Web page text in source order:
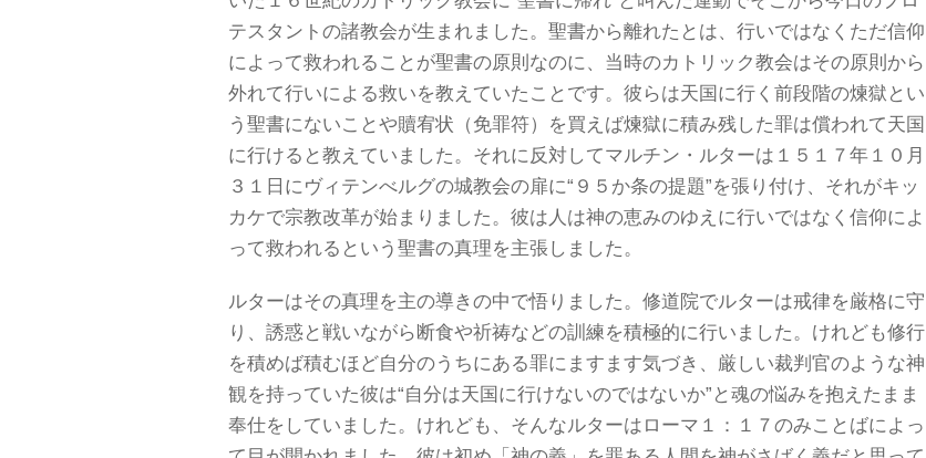
テスタントの諸教会が生まれました。聖書から離れたとは、行いではなくただ信仰
によって救われることが聖書の原則なのに、当時のカトリック教会はその原則から
外れて行いによる救いを教えていたことです。彼らは天国に行く前段階の煉獄とい
う聖書にないことや贖宥状（免罪符）を買えば煉獄に積み残した罪は償われて天国
に行けると教えていました。それに反対してマルチン・ルターは１５１７年１０月
３１日にヴィテンべルグの城教会の扉に“９５か条の提題”を張り付け、それがキッ
カケで宗教改革が始まりました。彼は人は神の恵みのゆえに行いではなく信仰によ
って救われるという聖書の真理を主張しました。
ルターはその真理を主の導きの中で悟りました。修道院でルターは戒律を厳格に守
り、誘惑と戦いながら断食や祈祷などの訓練を積極的に行いました。けれども修行
を積めば積むほど自分のうちにある罪にますます気づき、厳しい裁判官のような神
観を持っていた彼は“自分は天国に行けないのではないか”と魂の悩みを抱えたまま
奉仕をしていました。けれども、そんなルターはローマ１：１７のみことばによっ